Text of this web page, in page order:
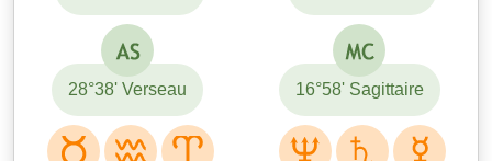
28°38' Verseau 16°58' Sagittaire